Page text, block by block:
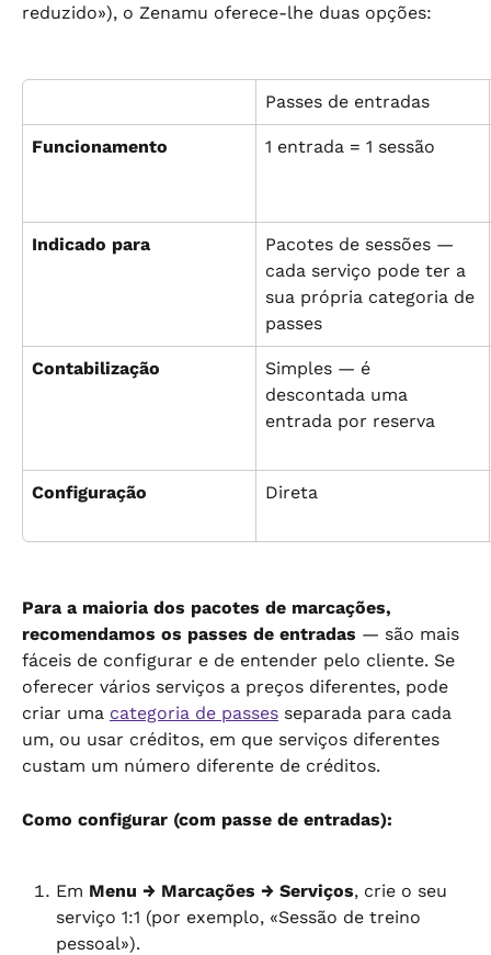
reduzido»), o Zenamu oferece-lhe duas opções:
Passes de entradas
Funcionamento 1 entrada = 1 sessão
Indicado para
Pacotes de sessões —
cada serviço pode ter a
sua própria categoria de
passes
Contabilização
Simples — é
descontada uma
entrada por reserva
Configuração Direta
Para a maioria dos pacotes de marcações,
recomendamos os passes de entradas — são mais
fáceis de configurar e de entender pelo cliente. Se
oferecer vários serviços a preços diferentes, pode
criar uma categoria de passes separada para cada
um, ou usar créditos, em que serviços diferentes
custam um número diferente de créditos.
Como configurar (com passe de entradas):
Em Menu → Marcações → Serviços, crie o seu
serviço 1:1 (por exemplo, «Sessão de treino
pessoal»).